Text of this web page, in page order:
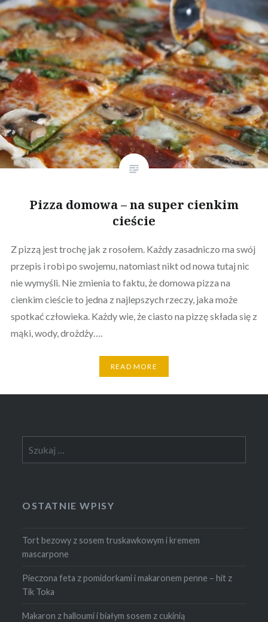
Pizza domowa – na super cienkim
cieście
Z pizzą jest trochę jak z rosołem. Każdy zasadniczo ma swój
przepis i robi po swojemu, natomiast nikt od nowa tutaj nic
nie wymyśli. Nie zmienia to faktu, że domowa pizza na
cienkim cieście to jedna z najlepszych rzeczy, jaka może
spotkać człowieka. Każdy wie, że ciasto na pizzę składa się z
mąki, wody, drożdży….
READ MORE
OSTATNIE WPISY
Tort bezowy z sosem truskawkowym i kremem
mascarpone
Pieczona feta z pomidorkami i makaronem penne – hit z
Tik Toka
Makaron z halloumi i białym sosem z cukinią